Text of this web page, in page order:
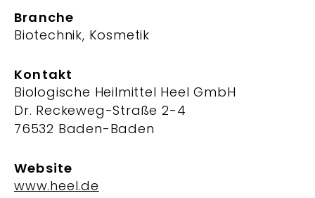
Branche
Biotechnik, Kosmetik
Kontakt
Biologische Heilmittel Heel GmbH
Dr. Reckeweg-Straße 2-4
76532 Baden-Baden
Website
www.heel.de